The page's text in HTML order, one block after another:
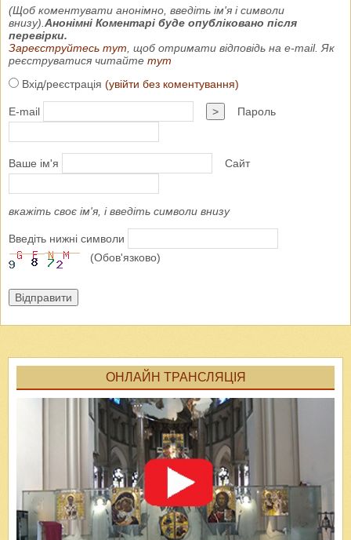
(Щоб коментувати анонімно, введіть ім'я і символи
внизу). Анонімні Коментарі буде опубліковано після
перевірки.
Зареєструйтесь тут , щоб отримати відповідь на e-mail. Як
реєструватися читайте тут
Вхід/реєстрація (увійти без коментування)
E-mail > Пароль
Ваше ім'я Сайт
вкажіть своє ім'я, і введіть символи внизу
Введіть нижні символи
(Обов'язково)
Відправити
ОНЛАЙН ТРАНСЛЯЦІЯ